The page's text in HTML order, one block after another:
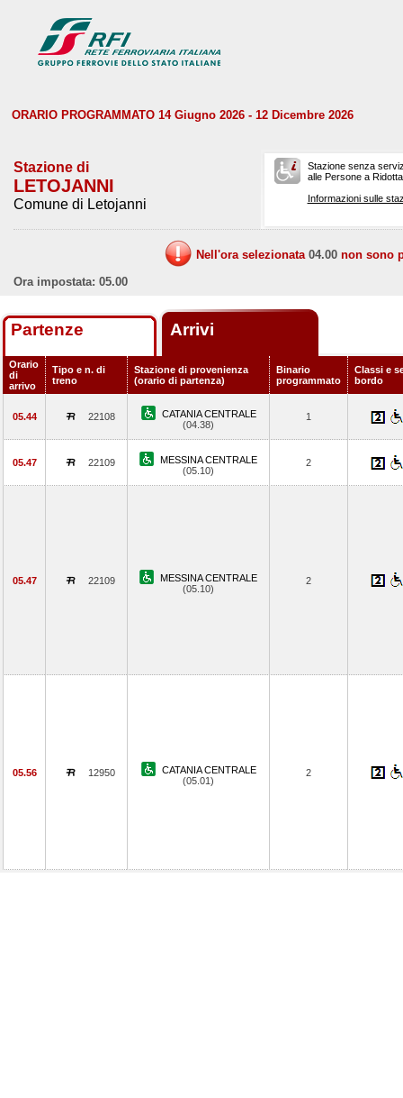
ORARIO PROGRAMMATO 14 Giugno 2026 - 12 Dicembre 2026
Stazione di
LETOJANNI
Comune di Letojanni
Stazione senza
alle Persone a
Informazioni sulle
Nell'ora selezionata 04.00 non sono
Ora impostata: 05.00
Partenze Arrivi
Orario
di
arrivo
Tipo e n. di
treno
Stazione di provenienza
(orario di partenza)
Binario
programmato
Classi e
bordo
05.44 22108
CATANIA CENTRALE
(04.38)
1
05.47 22109
MESSINA CENTRALE
(05.10)
2
05.47 22109
MESSINA CENTRALE
(05.10)
2
05.56 12950
CATANIA CENTRALE
(05.01)
2